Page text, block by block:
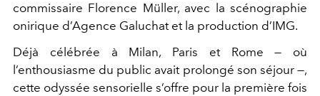
commissaire Florence Müller, avec la scénographie
onirique d’Agence Galuchat et la production d’IMG.
Déjà célébrée à Milan, Paris et Rome — où
l’enthousiasme du public avait prolongé son séjour —,
cette odyssée sensorielle s’offre pour la première fois